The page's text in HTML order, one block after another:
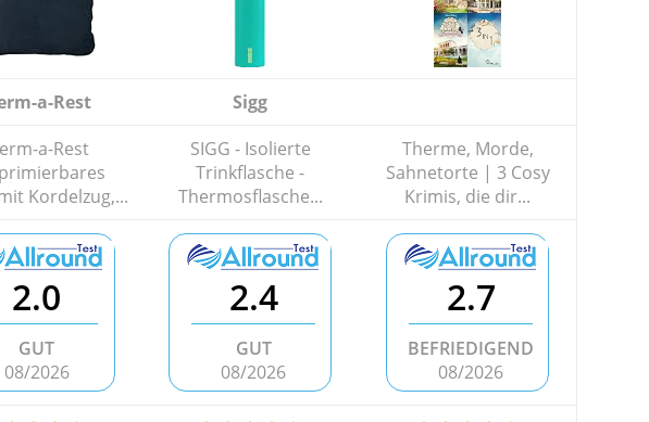
a-Rest Sigg
a-Rest
Kordelzug,...
SIGG - Isolierte
Trinkflasche -
Thermosflasche...
Therme, Morde,
Sahnetorte | 3 Cosy
Krimis, die dir...
2.0
GUT
08/2026
2.4
GUT
08/2026
2.7
BEFRIEDIGEND
08/2026